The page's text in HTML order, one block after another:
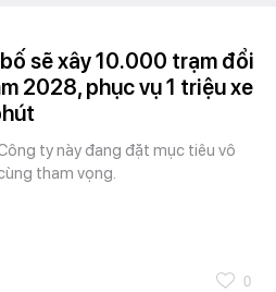
sẽ xây 10.000 trạm đổi
2028, phục vụ 1 triệu xe
ty này đang đặt mục tiêu vô
tham vọng.
0